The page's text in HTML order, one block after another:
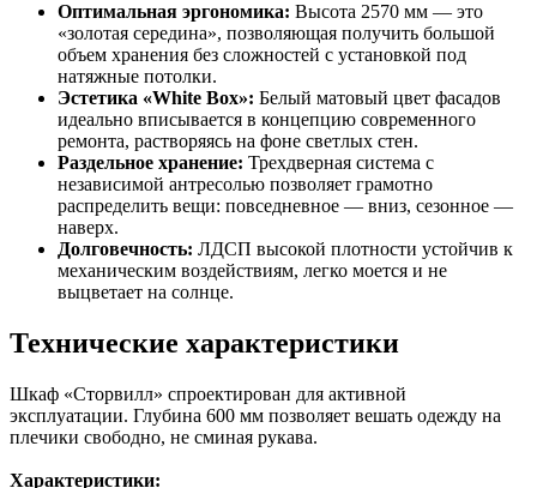
Оптимальная эргономика: Высота 2570 мм — это
«золотая середина», позволяющая получить большой
объем хранения без сложностей с установкой под
натяжные потолки.
Эстетика «White Box»: Белый матовый цвет фасадов
идеально вписывается в концепцию современного
ремонта, растворяясь на фоне светлых стен.
Раздельное хранение: Трехдверная система с
независимой антресолью позволяет грамотно
распределить вещи: повседневное — вниз, сезонное —
наверх.
Долговечность: ЛДСП высокой плотности устойчив к
механическим воздействиям, легко моется и не
выцветает на солнце.
Технические характеристики
Шкаф «Сторвилл» спроектирован для активной
эксплуатации. Глубина 600 мм позволяет вешать одежду на
плечики свободно, не сминая рукава.
Характеристики: